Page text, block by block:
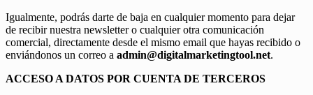
Igualmente, podrás darte de baja en cualquier momento para dejar
de recibir nuestra newsletter o cualquier otra comunicación
comercial, directamente desde el mismo email que hayas recibido o
enviándonos un correo a admin@digitalmarketingtool.net.
ACCESO A DATOS POR CUENTA DE TERCEROS